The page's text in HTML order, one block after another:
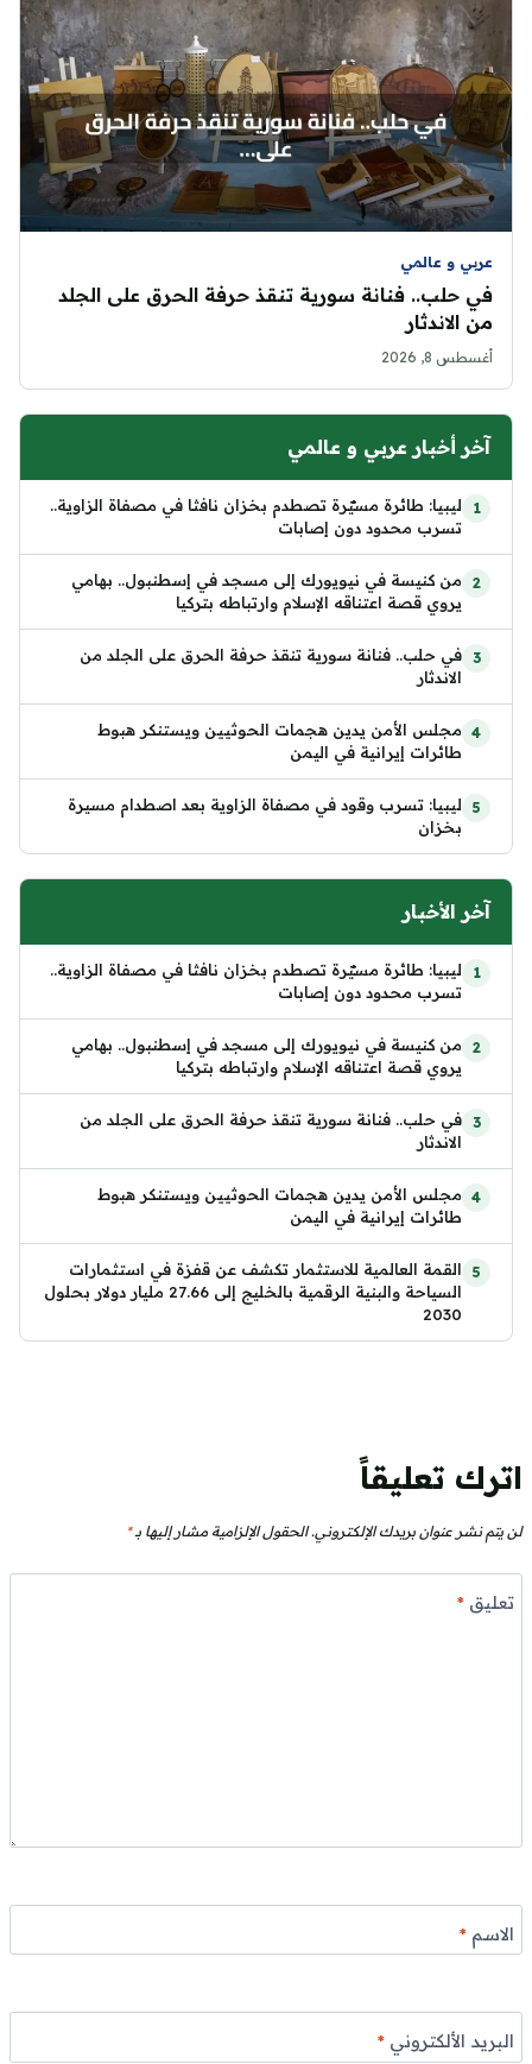
عربي و عالمي
في حلب.. فنانة سورية تنقذ حرفة الحرق على الجلد
من الاندثار
أغسطس 8, 2026
آخر أخبار عربي و عالمي
ليبيا: طائرة مسيّرة تصطدم بخزان نافثا في مصفاة الزاوية..
تسرب محدود دون إصابات
من كنيسة في نيويورك إلى مسجد في إسطنبول.. بهامي
يروي قصة اعتناقه الإسلام وارتباطه بتركيا
في حلب.. فنانة سورية تنقذ حرفة الحرق على الجلد من
الاندثار
مجلس الأمن يدين هجمات الحوثيين ويستنكر هبوط
طائرات إيرانية في اليمن
ليبيا: تسرب وقود في مصفاة الزاوية بعد اصطدام مسيرة
بخزان
آخر الأخبار
ليبيا: طائرة مسيّرة تصطدم بخزان نافثا في مصفاة الزاوية..
تسرب محدود دون إصابات
من كنيسة في نيويورك إلى مسجد في إسطنبول.. بهامي
يروي قصة اعتناقه الإسلام وارتباطه بتركيا
في حلب.. فنانة سورية تنقذ حرفة الحرق على الجلد من
الاندثار
مجلس الأمن يدين هجمات الحوثيين ويستنكر هبوط
طائرات إيرانية في اليمن
القمة العالمية للاستثمار تكشف عن قفزة في استثمارات
السياحة والبنية الرقمية بالخليج إلى 27.66 مليار دولار بحلول
2030
اترك تعليقاً
لن يتم نشر عنوان بريدك الإلكتروني. الحقول الإلزامية مشار إليها بـ*
تعليق*
الاسم*
البريد الألكتروني*